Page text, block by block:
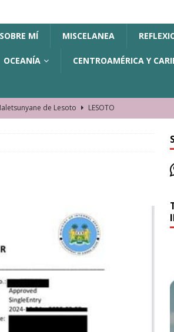
SOBRE MÍ MISCELANEA
OCEANÍA CENTROAMÉRICA Y
de Lesoto
LESOTO
de manera sostenible
SEYCHELLES
Baréin
BARÉIN
de Malabo GUINEA ECUATORIAL